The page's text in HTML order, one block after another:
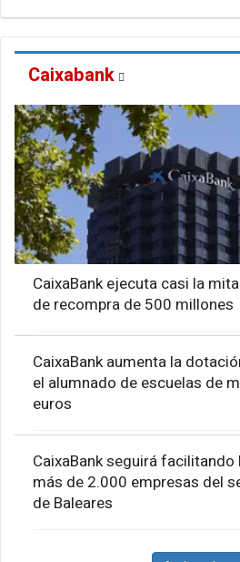
Caixabank
CaixaBank ejecuta casi la
de recompra de 500 millones
CaixaBank aumenta la
el alumnado de escuelas de
euros
CaixaBank seguirá
más de 2.000 empresas del
de Baleares